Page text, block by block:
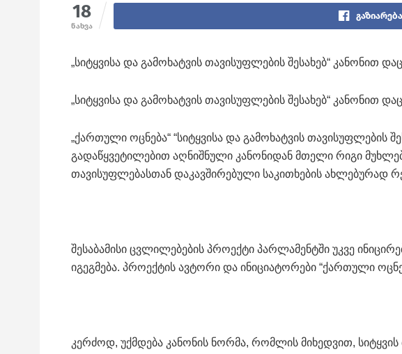
18
ნახვა
გაზიარება
„სიტყვისა და გამოხატვის თავისუფლების შესახებ“ კანონით
„სიტყვისა და გამოხატვის თავისუფლების შესახებ“ კანონით
„ქართული ოცნება“ “სიტყვისა და გამოხატვის თავისუფლების
გადაწყვეტილებით აღნიშნული კანონიდან მთელი რიგი
თავისუფლებასთან დაკავშირებული საკითხების ახლებურად
შესაბამისი ცვლილებების პროექტი პარლამენტში უკვე
იგეგმება. პროექტის ავტორი და ინიციატორები “ქართული
კერძოდ, უქმდება კანონის ნორმა, რომლის მიხედვით,